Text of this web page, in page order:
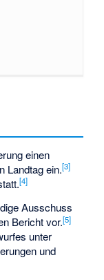
einen
Landtag ein.[3]
[4]
Ausschuss
Bericht vor.[5]
unter
und